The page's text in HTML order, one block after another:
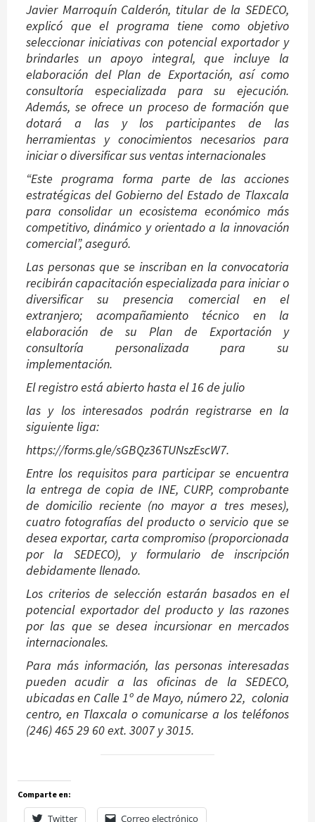
Javier Marroquín Calderón, titular de la SEDECO,
explicó que el programa tiene como objetivo
seleccionar iniciativas con potencial exportador y
brindarles un apoyo integral, que incluye la
elaboración del Plan de Exportación, así como
consultoría especializada para su ejecución.
Además, se ofrece un proceso de formación que
dotará a las y los participantes de las
herramientas y conocimientos necesarios para
iniciar o diversificar sus ventas internacionales
“Este programa forma parte de las acciones
estratégicas del Gobierno del Estado de Tlaxcala
para consolidar un ecosistema económico más
competitivo, dinámico y orientado a la innovación
comercial”, aseguró.
Las personas que se inscriban en la convocatoria
recibirán capacitación especializada para iniciar o
diversificar su presencia comercial en el
extranjero; acompañamiento técnico en la
elaboración de su Plan de Exportación y
consultoría personalizada para su
implementación.
El registro está abierto hasta el 16 de julio
las y los interesados podrán registrarse en la
siguiente liga:
https://forms.gle/sGBQz36TUNszEscW7.
Entre los requisitos para participar se encuentra
la entrega de copia de INE, CURP, comprobante
de domicilio reciente (no mayor a tres meses),
cuatro fotografías del producto o servicio que se
desea exportar, carta compromiso (proporcionada
por la SEDECO), y formulario de inscripción
debidamente llenado.
Los criterios de selección estarán basados en el
potencial exportador del producto y las razones
por las que se desea incursionar en mercados
internacionales.
Para más información, las personas interesadas
pueden acudir a las oficinas de la SEDECO,
ubicadas en Calle 1º de Mayo, número 22, colonia
centro, en Tlaxcala o comunicarse a los teléfonos
(246) 465 29 60 ext. 3007 y 3015.
Comparte en:
Twitter Correo electrónico